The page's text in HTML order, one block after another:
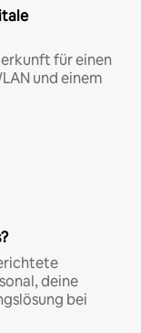
für einen
und einem
deine
bei